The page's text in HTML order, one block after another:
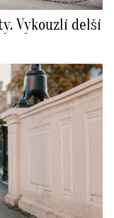
Vykouzlí delší